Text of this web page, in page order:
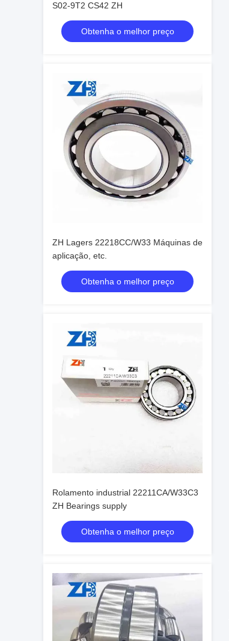
S02-9T2 CS42 ZH
Obtenha o melhor preço
ZH Lagers 22218CC/W33 Máquinas de
aplicação, etc.
Obtenha o melhor preço
Rolamento industrial 22211CA/W33C3
ZH Bearings supply
Obtenha o melhor preço